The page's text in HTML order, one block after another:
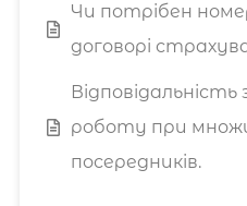
Чи потрібен
договорі
роботу при
посередників.